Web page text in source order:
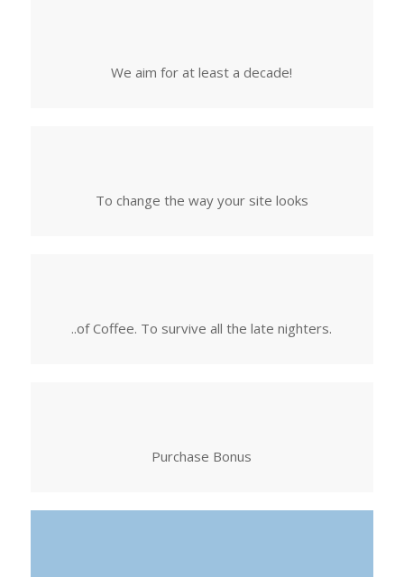
We aim for at least a decade!
To change the way your site looks
..of Coffee. To survive all the late nighters.
Purchase Bonus